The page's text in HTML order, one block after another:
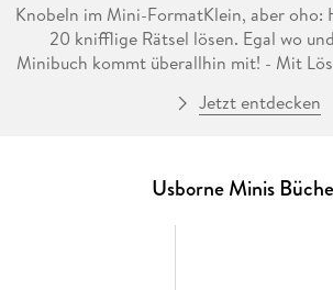
Knobeln im Mini-FormatKlein, aber oho:
20 knifflige Rätsel lösen. Egal wo
Minibuch kommt überallhin mit! - Mit
Jetzt entdecken
Usborne Minis